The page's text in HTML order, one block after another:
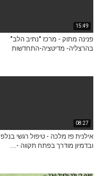
15:49
פנינה מתוק - מרכז "נתיב הלב"
בהרצליה- מדיטציה-התחדשות
08:27
אילנית פז מלכה - טיפול רגשי בנלפ
ובדמיון מודרך בפתח תקווה -...